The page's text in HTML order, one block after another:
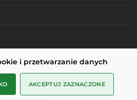
i przetwarzanie danych
AKCEPTUJ ZAZNACZONE